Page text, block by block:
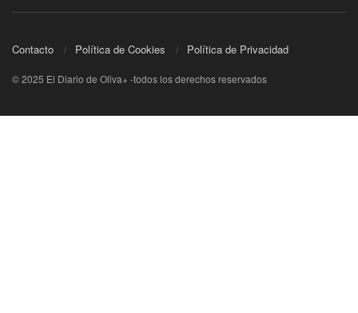
Contacto Política de Cookies Política de Privacidad
© 2025 El Diario de Oliva+ -todos los derechos reservados